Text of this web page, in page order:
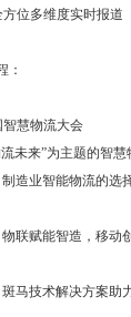
方位多维度实时报道
：
慧物流大会
流未来”为主题的智
造业智能物流的选
联赋能智造，移动
斑马技术解决方案助